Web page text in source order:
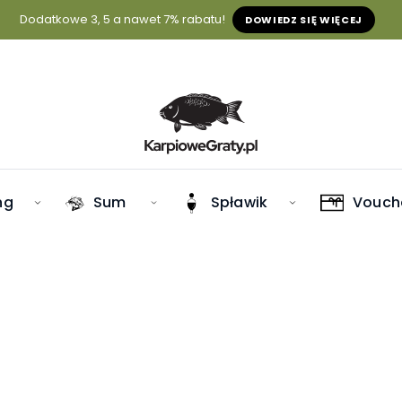
Dodatkowe 3, 5 a nawet 7% rabatu! DOWIEDZ SIĘ WIĘCEJ
Sum Spławik